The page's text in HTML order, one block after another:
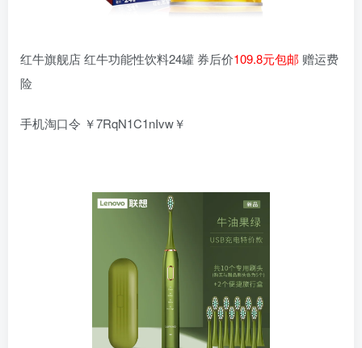
红牛旗舰店 红牛功能性饮料24罐 券后价109.8元包邮 赠运费
险
手机淘口令 ￥7RqN1C1nIvw￥